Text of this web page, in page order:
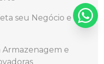
seu Negócio e
Armazenagem e